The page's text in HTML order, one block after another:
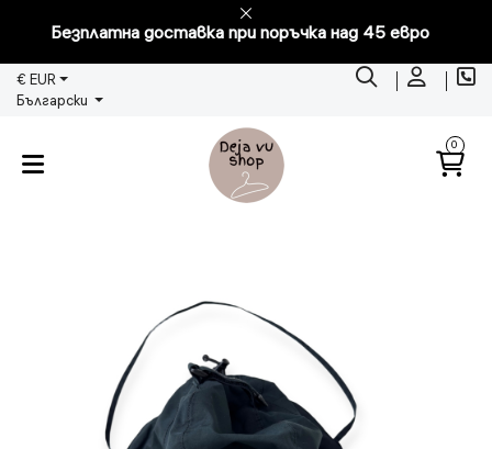
Безплатна доставка при поръчка над 45 евро
€ EUR
Български
0